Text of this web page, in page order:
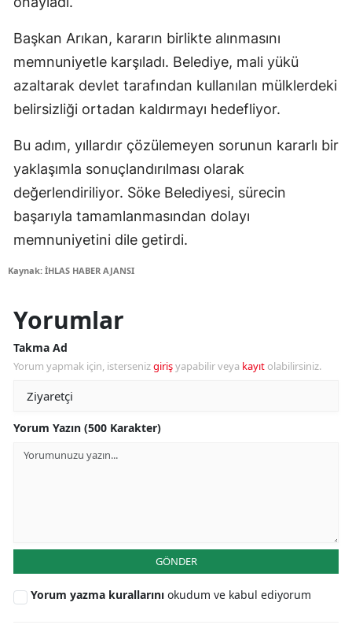
Başkan Arıkan, kararın birlikte alınmasını
memnuniyetle karşıladı. Belediye, mali yükü
azaltarak devlet tarafından kullanılan mülklerdeki
belirsizliği ortadan kaldırmayı hedefliyor.
Bu adım, yıllardır çözülemeyen sorunun kararlı bir
yaklaşımla sonuçlandırılması olarak
değerlendiriliyor. Söke Belediyesi, sürecin
başarıyla tamamlanmasından dolayı
memnuniyetini dile getirdi.
Kaynak: İHLAS HABER AJANSI
Yorumlar
Takma Ad
Yorum yapmak için, istersenizgirişyapabilir veya kayıt olabilirsiniz.
Yorum Yazın (500 Karakter)
GÖNDER
Yorum yazma kurallarını okudum ve kabul ediyorum